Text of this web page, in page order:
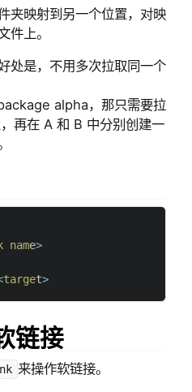
夹映射到另一个位置，对映
件上。
处是，不用多次拉取同一个
alpha，那只需要拉
再在 A 和 B 中分别创建一
name>
target>
链接
来操作软链接。